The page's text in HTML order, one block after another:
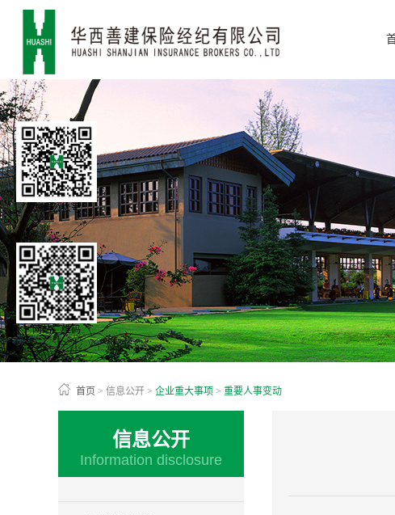
首页 > 信息公开 > 企业重大事项 > 重要人事变动
信息公开
Information disclosure
网站二维码
微信公众号